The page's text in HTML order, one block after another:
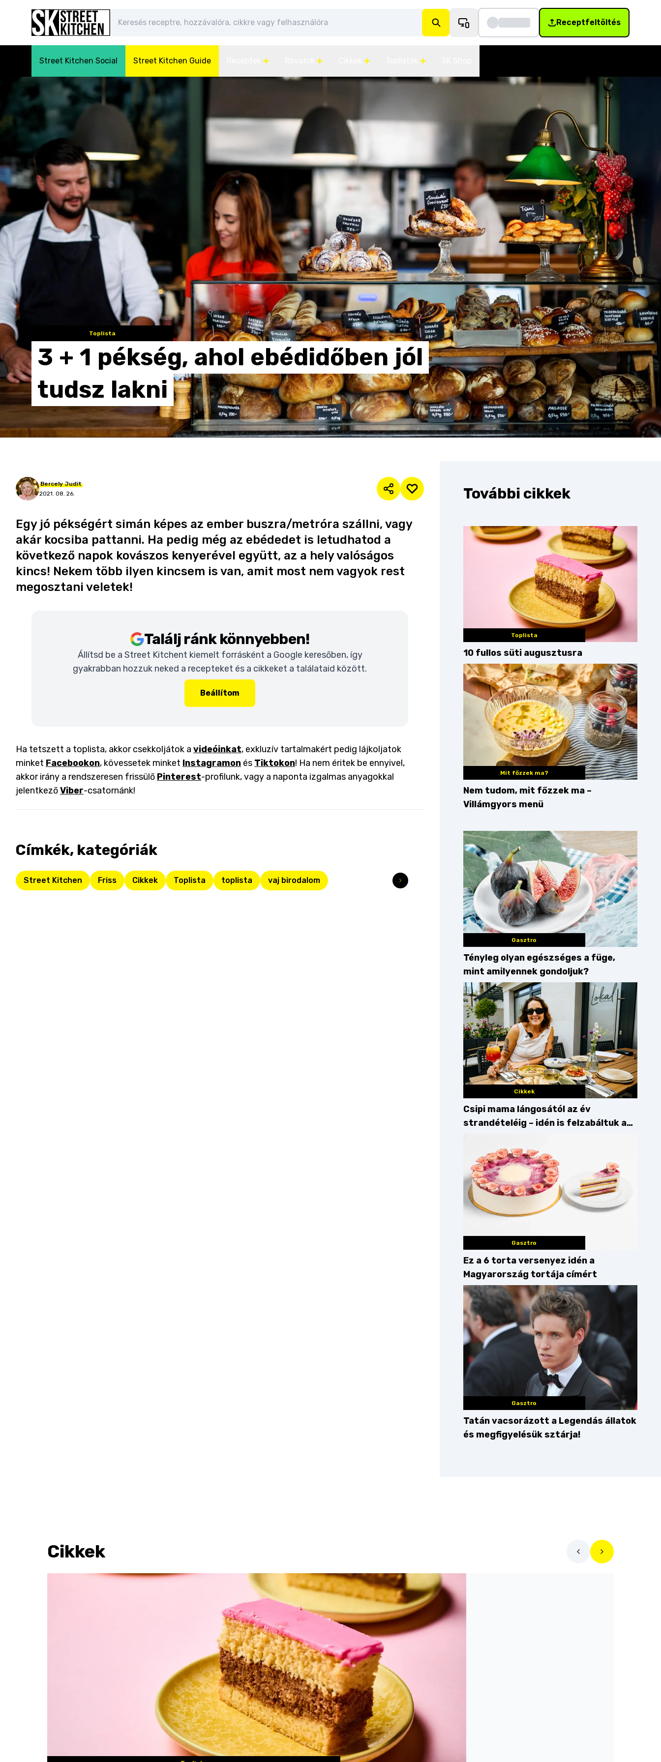
Receptfeltöltés
Street Kitchen Social Street Kitchen Guide
Toplista
3 + 1 pékség, ahol ebédidőben jól
tudsz lakni
Bercely Judit
2021. 08. 26.
Egy jó pékségért simán képes az ember buszra/metróra szállni, vagy
akár kocsiba pattanni. Ha pedig még az ebédedet is letudhatod a
következő napok kovászos kenyerével együtt, az a hely valóságos
kincs! Nekem több ilyen kincsem is van, amit most nem vagyok rest
megosztani veletek!
Találj ránk könnyebben!
Állítsd be a Street Kitchent kiemelt forrásként a Google keresőben, így
gyakrabban hozzuk neked a recepteket és a cikkeket a találataid között.
Beállítom
Ha tetszett a toplista, akkor csekkoljátok a videóinkat, exkluzív tartalmakért pedig lájkoljatok
minket Facebookon, kövessetek minket Instagramon és Tiktokon! Ha nem éritek be ennyivel,
akkor irány a rendszeresen frissülő Pinterest-profilunk, vagy a naponta izgalmas anyagokkal
jelentkezőViber-csatornánk!
Címkék, kategóriák
Street Kitchen Friss Cikkek Toplista toplista vaj birodalom
További cikkek
Toplista
10 fullos süti augusztusra
Mit főzzek ma?
Nem tudom, mit főzzek ma –
Villámgyors menü
Gasztro
Tényleg olyan egészséges a füge,
mint amilyennek gondoljuk?
Cikkek
Csipi mama lángosától az év
strandételéig – idén is felzabáltuk a
Gasztro
Ez a 6 torta versenyez idén a
Magyarország tortája címért
Gasztro
Tatán vacsorázott a Legendás állatok
és megfigyelésük sztárja!
Cikkek